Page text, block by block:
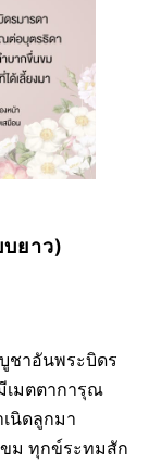
ยาว)
ชาอันพระบิดร
มตตาการุณ
นิดลูกมา
ม ทุกข์ระทมสัก